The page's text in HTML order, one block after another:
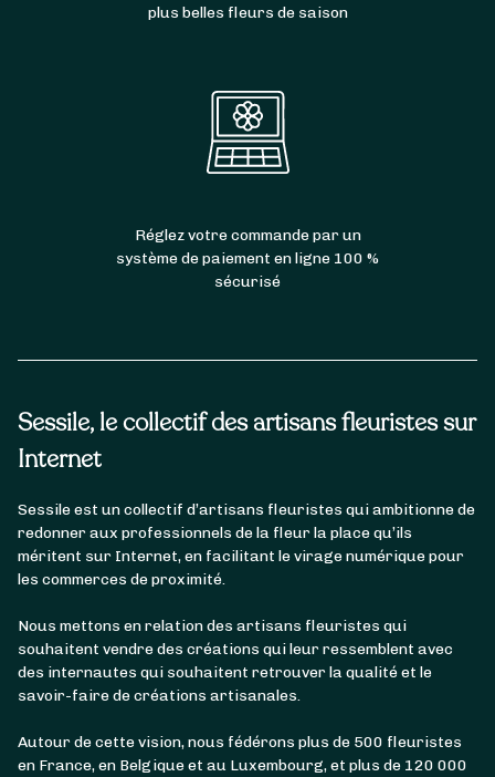
Sessile, le collectif des artisans fleuristes sur
Internet
Sessile est un collectif d’artisans fleuristes qui ambitionne de
redonner aux professionnels de la fleur la place qu’ils
méritent sur Internet, en facilitant le virage numérique pour
les commerces de proximité.
Nous mettons en relation des artisans fleuristes qui
souhaitent vendre des créations qui leur ressemblent avec
des internautes qui souhaitent retrouver la qualité et le
savoir-faire de créations artisanales.
Autour de cette vision, nous fédérons plus de 500 fleuristes
en France, en Belgique et au Luxembourg, et plus de 120 000
plus belles fleurs de saison
Réglez votre commande par un
système de paiement en ligne 100 %
sécurisé